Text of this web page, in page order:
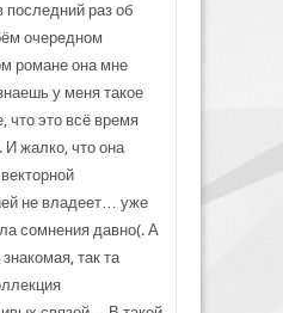
последний раз об
очередном
романе она мне
у меня такое
что это всё время
И жалко, что она
не владеет… уже
сомнения давно(. А
так та